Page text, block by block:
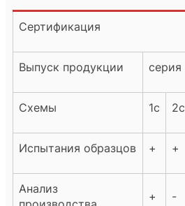
Сертификация
Выпуск продукции серия
Схемы 1с 2с
Испытания образцов + +
Анализ
+ -